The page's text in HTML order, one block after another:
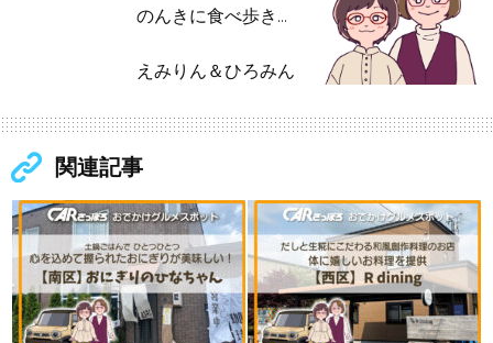
のんきに食べ歩き…
えみりん＆ひろみん
関連記事